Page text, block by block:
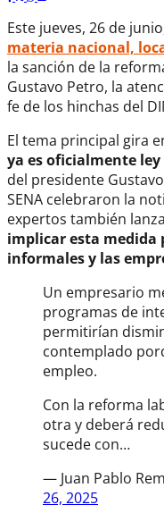
Este jueves, 26 de
materia nacional,
la sanción de la
Gustavo Petro, la
fe de los hinchas del
El tema principal gira
ya es oficialmente ley
del presidente
SENA celebraron la
expertos también
implicar esta medida
informales y las
Un empresario
programas de
permitirían
contemplado
empleo.
Con la reforma
otra y deberá
sucede con…
— Juan Pablo
26, 2025